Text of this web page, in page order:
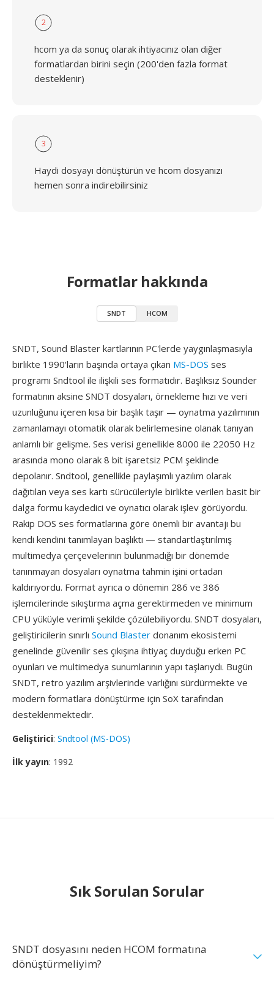
2
hcom ya da sonuç olarak ihtiyacınız olan diğer
formatlardan birini seçin (200'den fazla format
desteklenir)
3
Haydi dosyayı dönüştürün ve hcom dosyanızı
hemen sonra indirebilirsiniz
Formatlar hakkında
SNDT HCOM
SNDT, Sound Blaster kartlarının PC'lerde yaygınlaşmasıyla
birlikte 1990'ların başında ortaya çıkan MS-DOS ses
programı Sndtool ile ilişkili ses formatıdır. Başlıksız Sounder
formatının aksine SNDT dosyaları, örnekleme hızı ve veri
uzunluğunu içeren kısa bir başlık taşır — oynatma yazılımının
zamanlamayı otomatik olarak belirlemesine olanak tanıyan
anlamlı bir gelişme. Ses verisi genellikle 8000 ile 22050 Hz
arasında mono olarak 8 bit işaretsiz PCM şeklinde
depolanır. Sndtool, genellikle paylaşımlı yazılım olarak
dağıtılan veya ses kartı sürücüleriyle birlikte verilen basit bir
dalga formu kaydedici ve oynatıcı olarak işlev görüyordu.
Rakip DOS ses formatlarına göre önemli bir avantajı bu
kendi kendini tanımlayan başlıktı — standartlaştırılmış
multimedya çerçevelerinin bulunmadığı bir dönemde
tanınmayan dosyaları oynatma tahmin işini ortadan
kaldırıyordu. Format ayrıca o dönemin 286 ve 386
işlemcilerinde sıkıştırma açma gerektirmeden ve minimum
CPU yüküyle verimli şekilde çözülebiliyordu. SNDT dosyaları,
geliştiricilerin sınırlı Sound Blaster donanım ekosistemi
genelinde güvenilir ses çıkışına ihtiyaç duyduğu erken PC
oyunları ve multimedya sunumlarının yapı taşlarıydı. Bugün
SNDT, retro yazılım arşivlerinde varlığını sürdürmekte ve
modern formatlara dönüştürme için SoX tarafından
desteklenmektedir.
Geliştirici: Sndtool (MS-DOS)
İlk yayın: 1992
Sık Sorulan Sorular
SNDT dosyasını neden HCOM formatına
dönüştürmeliyim?